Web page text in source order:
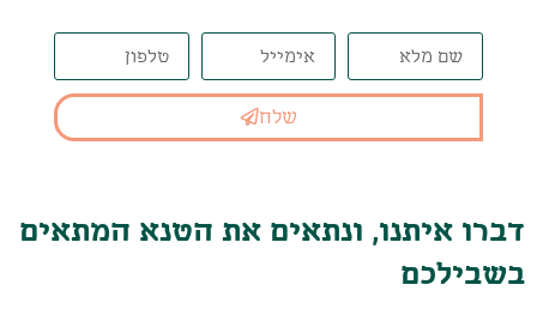
שלח
דברו איתנו, ונתאים את הטנא המתאים
בשבילכם